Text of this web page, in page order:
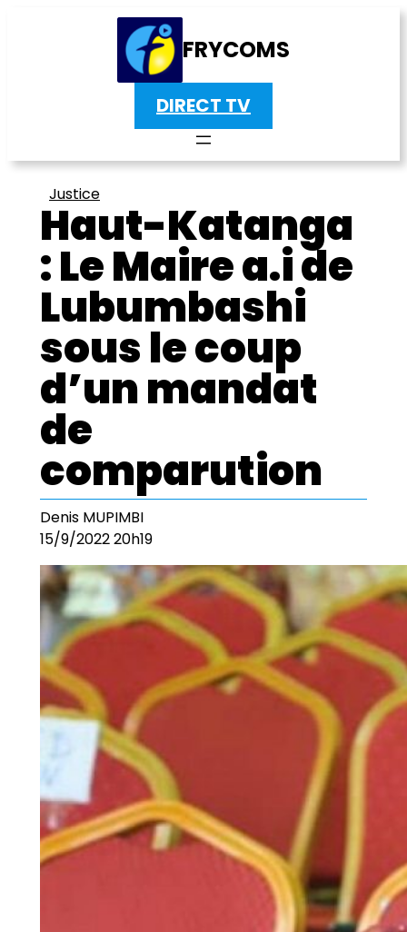
FRYCOMS
DIRECT TV
Justice
Haut-Katanga
: Le Maire a.i de
Lubumbashi
sous le coup
d’un mandat
de
comparution
Denis MUPIMBI
15/9/2022 20h19